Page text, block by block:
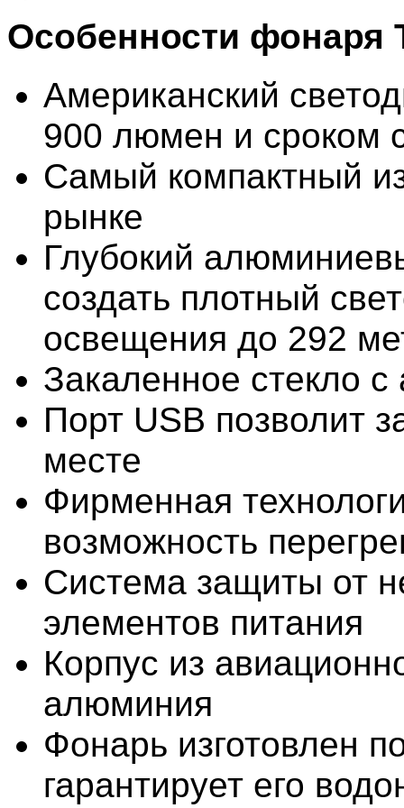
Особенности фонаря
Американский
900 люмен и сроком
Самый компактный
рынке
Глубокий
создать плотный
освещения до 292
Закаленное стекло
Порт USB позволит
месте
Фирменная
возможность
Система защиты от
элементов питания
Корпус из
алюминия
Фонарь изготовлен
гарантирует его